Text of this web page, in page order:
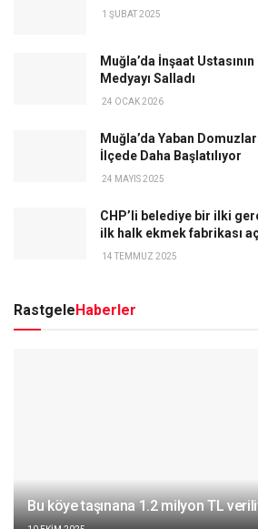
1 ŞUBAT 2025
Muğla’da İnşaat
Medyayı Salladı
24 OCAK 2026
Muğla’da Yaban
İlçede Daha Başlatılıyor
24 MAYIS 2025
CHP’li belediye bir ilki
ilk halk ekmek fabrikası
14 TEMMUZ 2025
RastgeleHaberler
Bu köye taşınana 1.2 milyon TL